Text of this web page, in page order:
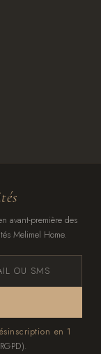
avant-première des
Melimel Home.
OU SMS
en 1